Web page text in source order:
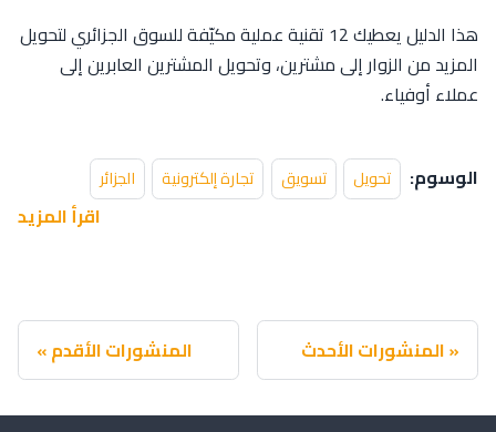
هذا الدليل يعطيك 12 تقنية عملية مكيّفة للسوق الجزائري لتحويل
المزيد من الزوار إلى مشترين، وتحويل المشترين العابرين إلى
عملاء أوفياء.
الوسوم: تحويل تسويق تجارة إلكترونية الجزائر
اقرأ المزيد
المنشورات الأحدث المنشورات الأقدم